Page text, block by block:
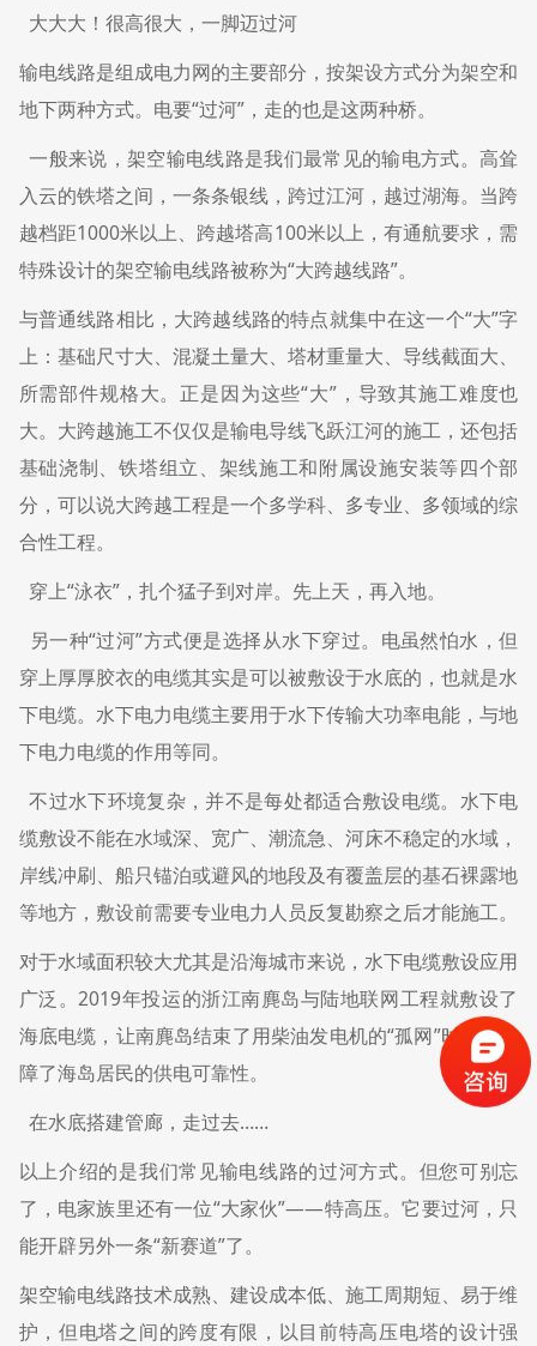
大大大！很高很大，一脚迈过河
输电线路是组成电力网的主要部分，按架设方式分为架空和
地下两种方式。电要“过河”，走的也是这两种桥。
一般来说，架空输电线路是我们最常见的输电方式。高耸
入云的铁塔之间，一条条银线，跨过江河，越过湖海。当跨
越档距1000米以上、跨越塔高100米以上，有通航要求，需
特殊设计的架空输电线路被称为“大跨越线路”。
与普通线路相比，大跨越线路的特点就集中在这一个“大”字
上：基础尺寸大、混凝土量大、塔材重量大、导线截面大、
所需部件规格大。正是因为这些“大”，导致其施工难度也
大。大跨越施工不仅仅是输电导线飞跃江河的施工，还包括
基础浇制、铁塔组立、架线施工和附属设施安装等四个部
分，可以说大跨越工程是一个多学科、多专业、多领域的综
合性工程。
穿上“泳衣”，扎个猛子到对岸。先上天，再入地。
另一种“过河”方式便是选择从水下穿过。电虽然怕水，但
穿上厚厚胶衣的电缆其实是可以被敷设于水底的，也就是水
下电缆。水下电力电缆主要用于水下传输大功率电能，与地
下电力电缆的作用等同。
不过水下环境复杂，并不是每处都适合敷设电缆。水下电
缆敷设不能在水域深、宽广、潮流急、河床不稳定的水域，
岸线冲刷、船只锚泊或避风的地段及有覆盖层的基石裸露地
等地方，敷设前需要专业电力人员反复勘察之后才能施工。
对于水域面积较大尤其是沿海城市来说，水下电缆敷设应用
广泛。2019年投运的浙江南麂岛与陆地联网工程就敷设了
海底电缆，让南麂岛结束了用柴油发电机的“孤网”时代，保
障了海岛居民的供电可靠性。
在水底搭建管廊，走过去……
以上介绍的是我们常见输电线路的过河方式。但您可别忘
了，电家族里还有一位“大家伙”——特高压。它要过河，只
能开辟另外一条“新赛道”了。
架空输电线路技术成熟、建设成本低、施工周期短、易于维
护，但电塔之间的跨度有限，以目前特高压电塔的设计强